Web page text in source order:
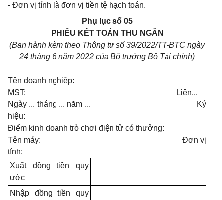
- Đơn vị tính là đơn vị tiền tệ hạch toán.
Phụ lục số 05
PHIẾU KẾT TOÁN THU NGÂN
(Ban hành kèm theo Thông tư số 39/2022/TT-BTC ngày
24 tháng 6 năm 2022 của Bộ trưởng Bộ Tài chính)
Tên doanh nghiệp:
MST: Liên...
Ngày ... tháng ... năm ... Ký
hiệu:
Điểm kinh doanh trò chơi điện tử có thưởng:
Tên máy: Đơn vị
tính:
Xuất đồng tiền quy
ước
Nhập đồng tiền quy